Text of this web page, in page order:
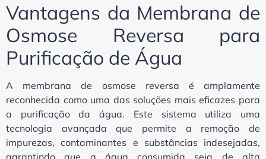
Vantagens da Membrana de
Osmose Reversa para
Purificação de Água
A membrana de osmose reversa é amplamente
reconhecida como uma das soluções mais eficazes para
a purificação da água. Este sistema utiliza uma
tecnologia avançada que permite a remoção de
impurezas, contaminantes e substâncias indesejadas,